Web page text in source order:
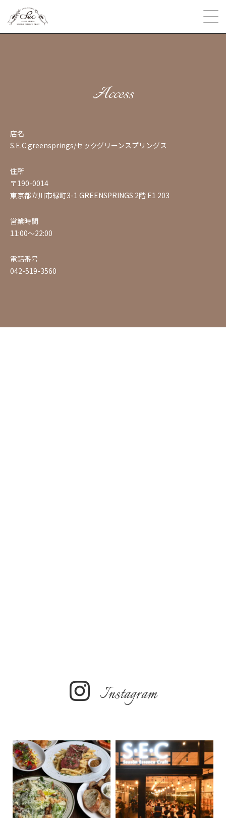
Access
店名
S.E.C greensprings/セックグリーンスプリングス
住所
〒190-0014
東京都立川市緑町3-1 GREENSPRINGS 2階 E1 203
営業時間
11:00〜22:00
電話番号
042-519-3560
Instagram